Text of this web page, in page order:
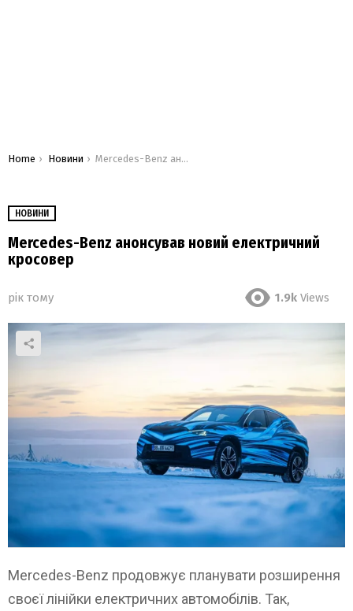
You are here:
Home Новини Mercedes-Benz анонсував новий електричний кросовер
НОВИНИ
Mercedes-Benz анонсував новий електричний
кросовер
рік тому 1.9k Views
Mercedes-Benz продовжує планувати розширення
своєї лінійки електричних автомобілів. Так,